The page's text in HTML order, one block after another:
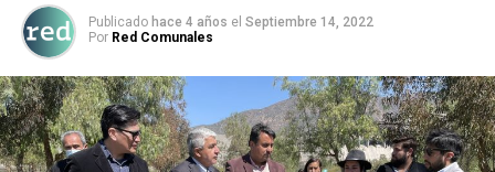
Publicado hace 4 años el Septiembre 14, 2022
Por Red Comunales